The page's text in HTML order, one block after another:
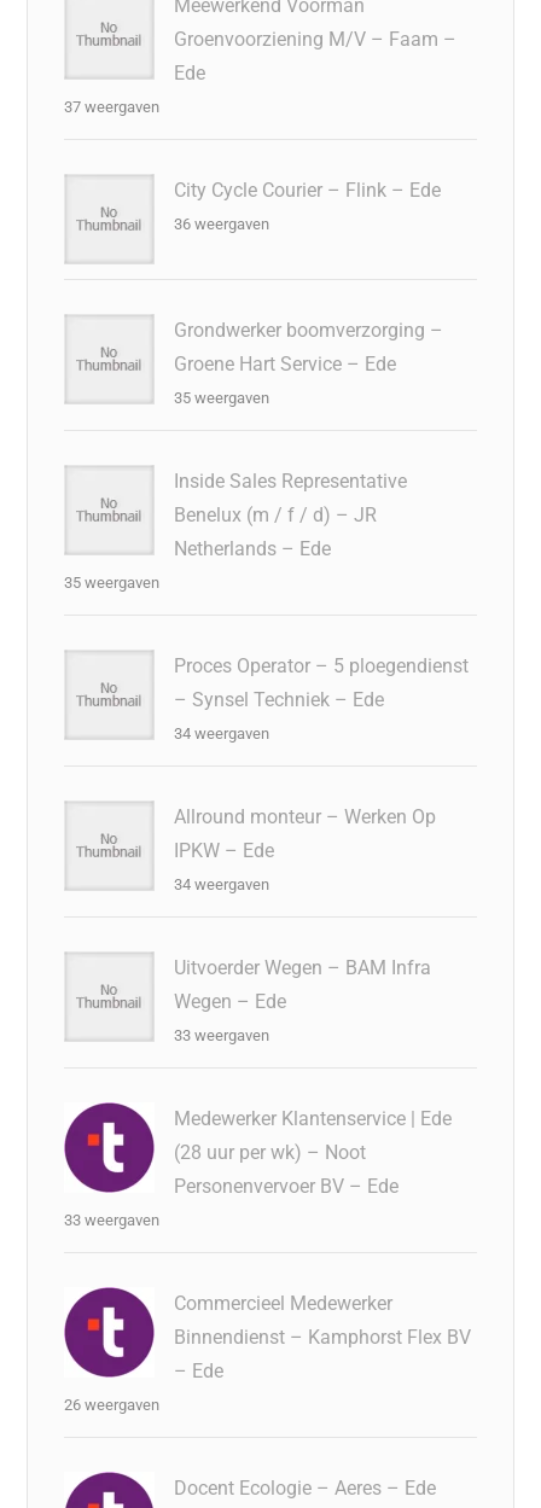
Meewerkend Voorman
Groenvoorziening M/V – Faam –
Ede
37 weergaven
City Cycle Courier – Flink – Ede
36 weergaven
Grondwerker boomverzorging –
Groene Hart Service – Ede
35 weergaven
Inside Sales Representative
Benelux (m / f / d) – JR
Netherlands – Ede
35 weergaven
Proces Operator – 5 ploegendienst
– Synsel Techniek – Ede
34 weergaven
Allround monteur – Werken Op
IPKW – Ede
34 weergaven
Uitvoerder Wegen – BAM Infra
Wegen – Ede
33 weergaven
Medewerker Klantenservice | Ede
(28 uur per wk) – Noot
Personenvervoer BV – Ede
33 weergaven
Commercieel Medewerker
Binnendienst – Kamphorst Flex BV
– Ede
26 weergaven
Docent Ecologie – Aeres – Ede